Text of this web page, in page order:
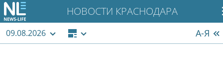
НОВОСТИ КРАСНОДАРА
09.08.2026 А-Я